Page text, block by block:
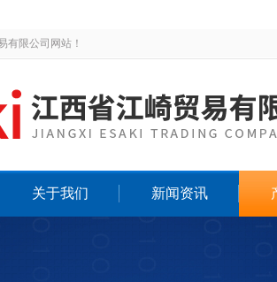
有限公司网站！
关于我们 新闻资讯